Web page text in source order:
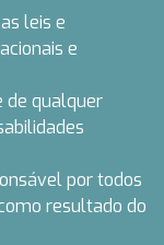
leis e
e
de qualquer
por todos
resultado do